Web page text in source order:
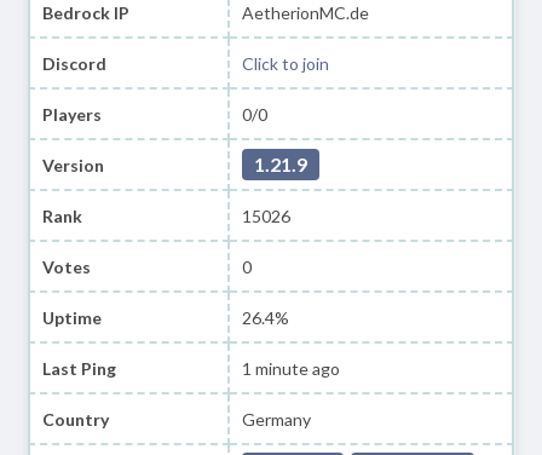
Bedrock IP AetherionMC.de
Discord Click to join
Players 0/0
Version 1.21.9
Rank 15026
Votes 0
Uptime 26.4%
Last Ping 1 minute ago
Country Germany